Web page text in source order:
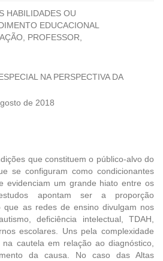
HABILIDADES OU
EDUCACIONAL
PROFESSOR,
NA PERSPECTIVA DA
de 2018
que constituem o público-alvo do
se configuram como condicionantes
evidenciam um grande hiato entre os
apontam ser a proporção
que as redes de ensino divulgam nos
deficiência intelectual, TDAH,
escolares. Uns pela complexidade
cautela em relação ao diagnóstico,
da causa. No caso das Altas